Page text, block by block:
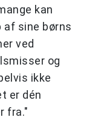
kan
sine børns
ved
og
ikke
er dén
fra."